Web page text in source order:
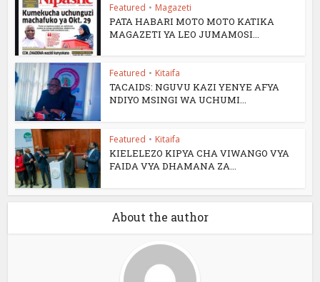
Featured • Magazeti
PATA HABARI MOTO MOTO KATIKA
MAGAZETI YA LEO JUMAMOSI...
Featured • Kitaifa
TACAIDS: NGUVU KAZI YENYE AFYA
NDIYO MSINGI WA UCHUMI...
Featured • Kitaifa
KIELELEZO KIPYA CHA VIWANGO VYA
FAIDA VYA DHAMANA ZA...
About the author